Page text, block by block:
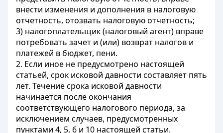
внести изменения и дополнения в налоговую
отчетность, отозвать налоговую отчетность;
3) налогоплательщик (налоговый агент) вправе
потребовать зачет и (или) возврат налогов и
платежей в бюджет, пени.
2. Если иное не предусмотрено настоящей
статьей, срок исковой давности составляет пять
лет. Течение срока исковой давности
начинается после окончания
соответствующего налогового периода, за
исключением случаев, предусмотренных
пунктами 4, 5, 6 и 10 настоящей статьи.